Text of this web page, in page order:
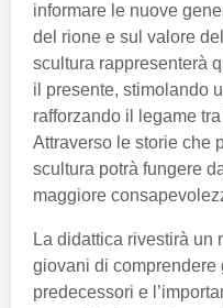
informare le nuove
del rione e sul valore del
scultura rappresenterà
il presente, stimolando
rafforzando il legame
Attraverso le storie che
scultura potrà fungere
maggiore
La didattica rivestirà un
giovani di
predecessori e